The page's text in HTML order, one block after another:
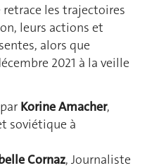
retrace les trajectoires
leurs actions et
alors que
2021 à la veille
Korine Amacher,
soviétique à
Cornaz, Journaliste